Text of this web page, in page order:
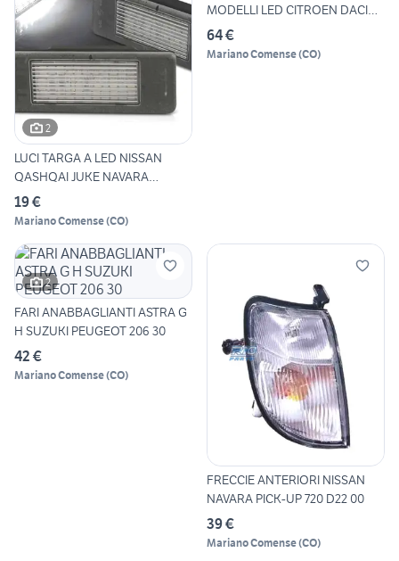
2
LUCI TARGA A LED NISSAN
QASHQAI JUKE NAVARA
MERCED
19 €
Mariano Comense(CO)
MODELLI LED CITROEN DACIA
FOR
64 €
Mariano Comense(CO)
2
FARI ANABBAGLIANTI ASTRA G
H SUZUKI PEUGEOT 206 30
42 €
Mariano Comense(CO)
FRECCIE ANTERIORI NISSAN
NAVARA PICK-UP 720 D22 00
39 €
Mariano Comense(CO)